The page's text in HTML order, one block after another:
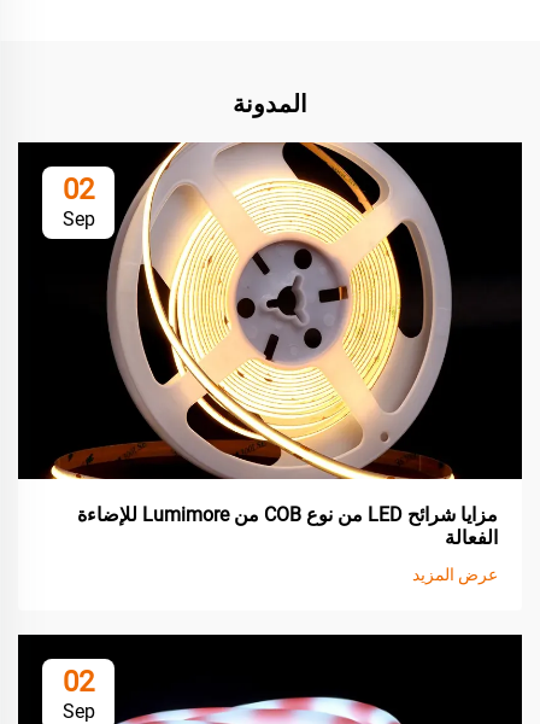
المدونة
02
Sep
مزايا شرائح LED من نوع COB من Lumimore للإضاءة
الفعالة
عرض المزيد
02
Sep